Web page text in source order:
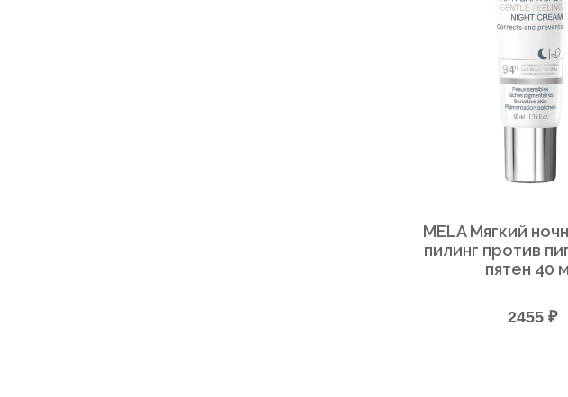
MELA Мягкий
пилинг против
пятен 40
2455 ₽